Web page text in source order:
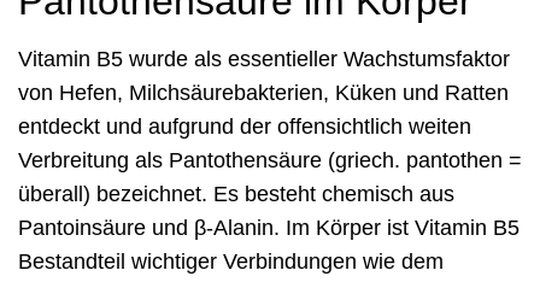
Vitamin B5 wurde als essentieller Wachstumsfaktor
von Hefen, Milchsäurebakterien, Küken und Ratten
entdeckt und aufgrund der offensichtlich weiten
Verbreitung als Pantothensäure (griech. pantothen =
überall) bezeichnet. Es besteht chemisch aus
Pantoinsäure und β-Alanin. Im Körper ist Vitamin B5
Bestandteil wichtiger Verbindungen wie dem